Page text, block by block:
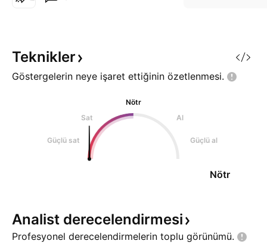
Teknikler
Göstergelerin neye işaret ettiğinin özetlenmesi.
Nötr
Sat
Al
Güçlü sat Güçlü al
Nötr
Analist derecelendirmesi
Profesyonel derecelendirmelerin toplu görünümü.